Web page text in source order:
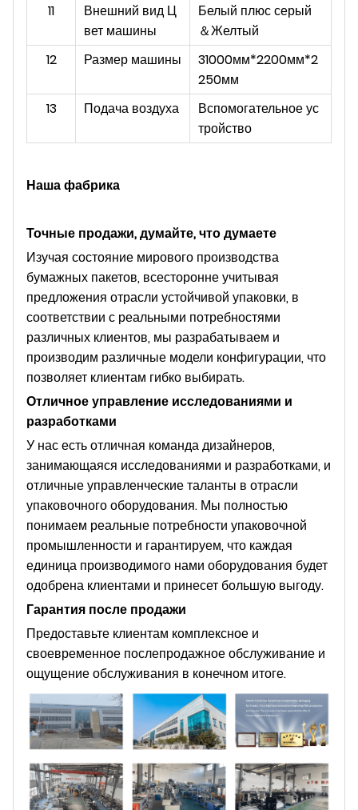
11
Внешний вид Ц
вет машины
Белый плюс серый
＆Желтый
12
Размер машины
31000мм*2200мм*2
250мм
13
Подача воздуха
Вспомогательное ус
тройство
Наша фабрика
Точные продажи, думайте, что думаете
Изучая состояние мирового производства
бумажных пакетов, всесторонне учитывая
предложения отрасли устойчивой упаковки, в
соответствии с реальными потребностями
различных клиентов, мы разрабатываем и
производим различные модели конфигурации, что
позволяет клиентам гибко выбирать.
Отличное управление исследованиями и
разработками
У нас есть отличная команда дизайнеров,
занимающаяся исследованиями и разработками, и
отличные управленческие таланты в отрасли
упаковочного оборудования. Мы полностью
понимаем реальные потребности упаковочной
промышленности и гарантируем, что каждая
единица производимого нами оборудования будет
одобрена клиентами и принесет большую выгоду.
Гарантия после продажи
Предоставьте клиентам комплексное и
своевременное послепродажное обслуживание и
ощущение обслуживания в конечном итоге.